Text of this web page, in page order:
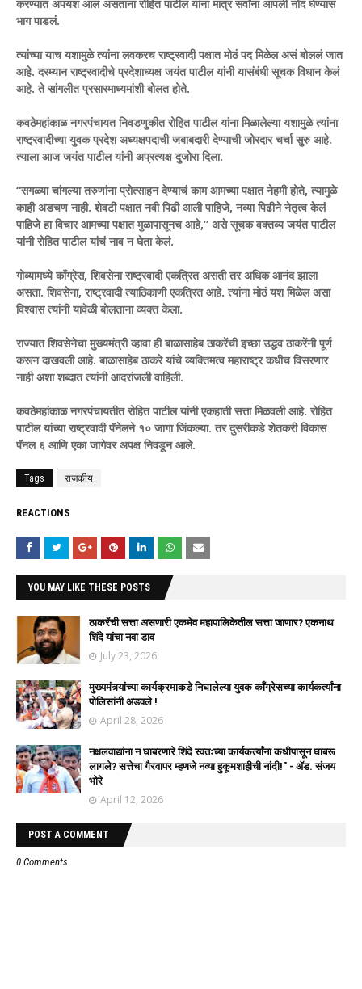
करण्यात अपयश आलं असताना रोहित पाटील यांना मात्र सर्वांना आपली नोंद घेण्यास
भाग पाडलं.
त्यांच्या याच यशामुळे त्यांना लवकरच राष्ट्रवादी पक्षात मोठं पद मिळेल असं बोललं जात
आहे. दरम्यान राष्ट्रवादीचे प्रदेशाध्यक्ष जयंत पाटील यांनी यासंबंधी सूचक विधान केलं
आहे. ते सांगलीत प्रसारमाध्यमांशी बोलत होते.
कवठेमहांकाळ नगरपंचायत निवडणुकीत रोहित पाटील यांना मिळालेल्या यशामुळे त्यांना
राष्ट्रवादीच्या युवक प्रदेश अध्यक्षपदाची जबाबदारी देण्याची जोरदार चर्चा सुरु आहे.
त्याला आज जयंत पाटील यांनी अप्रत्यक्ष दुजोरा दिला.
“सगळ्या चांगल्या तरुणांना प्रोत्साहन देण्याचं काम आमच्या पक्षात नेहमी होते, त्यामुळे
काही अडचण नाही. शेवटी पक्षात नवी पिढी आली पाहिजे, नव्या पिढीने नेतृत्व केलं
पाहिजे हा विचार आमच्या पक्षात मुळापासूनच आहे,” असे सूचक वक्तव्य जयंत पाटील
यांनी रोहित पाटील यांचं नाव न घेता केलं.
गोव्यामध्ये काँग्रेस, शिवसेना राष्ट्रवादी एकत्रित असती तर अधिक आनंद झाला
असता. शिवसेना, राष्ट्रवादी त्याठिकाणी एकत्रित आहे. त्यांना मोठं यश मिळेल असा
विश्वास त्यांनी यावेळी बोलताना व्यक्त केला.
राज्यात शिवसेनेचा मुख्यमंत्री व्हावा ही बाळासाहेब ठाकरेंची इच्छा उद्धव ठाकरेंनी पूर्ण
करून दाखवली आहे. बाळासाहेब ठाकरे यांचे व्यक्तिमत्व महाराष्ट्र कधीच विसरणार
नाही अशा शब्दात त्यांनी आदरांजली वाहिली.
कवठेमहांकाळ नगरपंचायतीत रोहित पाटील यांनी एकहाती सत्ता मिळवली आहे. रोहित
पाटील यांच्या राष्ट्रवादी पॅनेलने १० जागा जिंकल्या. तर दुसरीकडे शेतकरी विकास
पॅनल ६ आणि एका जागेवर अपक्ष निवडून आले.
Tags राजकीय
REACTIONS
YOU MAY LIKE THESE POSTS
ठाकरेंची सत्ता असणारी एकमेव महापालिकेतील सत्ता जाणार? एकनाथ
शिंदे यांचा नवा डाव
July 23, 2026
मुख्यमंत्र्यांच्या कार्यक्रमाकडे निघालेल्या युवक काँग्रेसच्या कार्यकर्त्यांना
पोलिसांनी अडवले !
April 28, 2026
नक्षलवाद्यांना न घाबरणारे शिंदे स्वतःच्या कार्यकर्त्यांना कधीपासून घाबरू
लागले? सत्तेचा गैरवापर म्हणजे नव्या हुकूमशाहीची नांदी!" - ॲड. संजय
भोरे
April 12, 2026
POST A COMMENT
0 Comments